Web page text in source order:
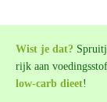
Wist je dat?
rijk aan
low-carb dieet!